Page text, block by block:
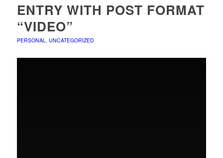
ENTRY WITH POST FORMAT
“VIDEO”
PERSONAL, UNCATEGORIZED